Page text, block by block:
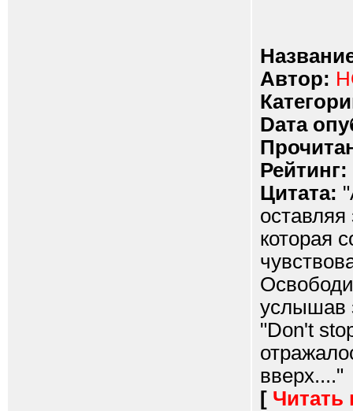
Автор:
Dата
Рейтинг:
Цитата:
которая
услышав
"Don't
вверх...."
[ Читать